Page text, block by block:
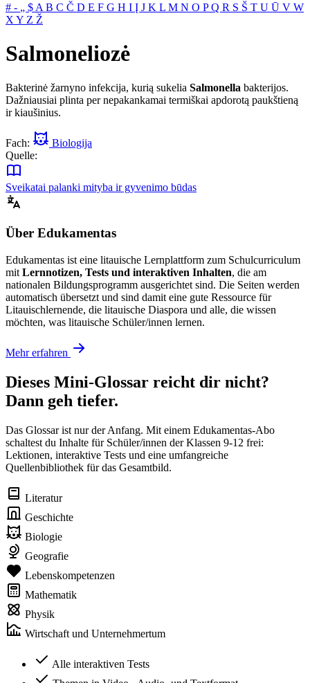
# ‐ „ $ A B C Č D E F G H I Į J K L M N O PQ R S Š T U Ū V W
X Y Z Ž
Salmoneliozė
Bakterinė žarnyno infekcija, kurią sukelia Salmonella bakterijos.
Dažniausiai plinta per nepakankamai termiškai apdorotą paukštieną
ir kiaušinius.
Fach:
Biologija
Quelle:
Sveikatai palanki mityba ir gyvenimo būdas
Über Edukamentas
Edukamentas ist eine litauische Lernplattform zum Schulcurriculum
mit Lernnotizen, Tests und interaktiven Inhalten, die am
nationalen Bildungsprogramm ausgerichtet sind. Die Seiten werden
automatisch übersetzt und sind damit eine gute Ressource für
Litauischlernende, die litauische Diaspora und alle, die wissen
möchten, was litauische Schüler/innen lernen.
Mehr erfahren
Dieses Mini-Glossar reicht dir nicht?
Dann geh tiefer.
Das Glossar ist nur der Anfang. Mit einem Edukamentas-Abo
schaltest du Inhalte für Schüler/innen der Klassen 9-12 frei:
Lektionen, interaktive Tests und eine umfangreiche
Quellenbibliothek für das Gesamtbild.
Literatur
Geschichte
Biologie
Geografie
Lebenskompetenzen
Mathematik
Physik
Wirtschaft und Unternehmertum
Alle interaktiven Tests